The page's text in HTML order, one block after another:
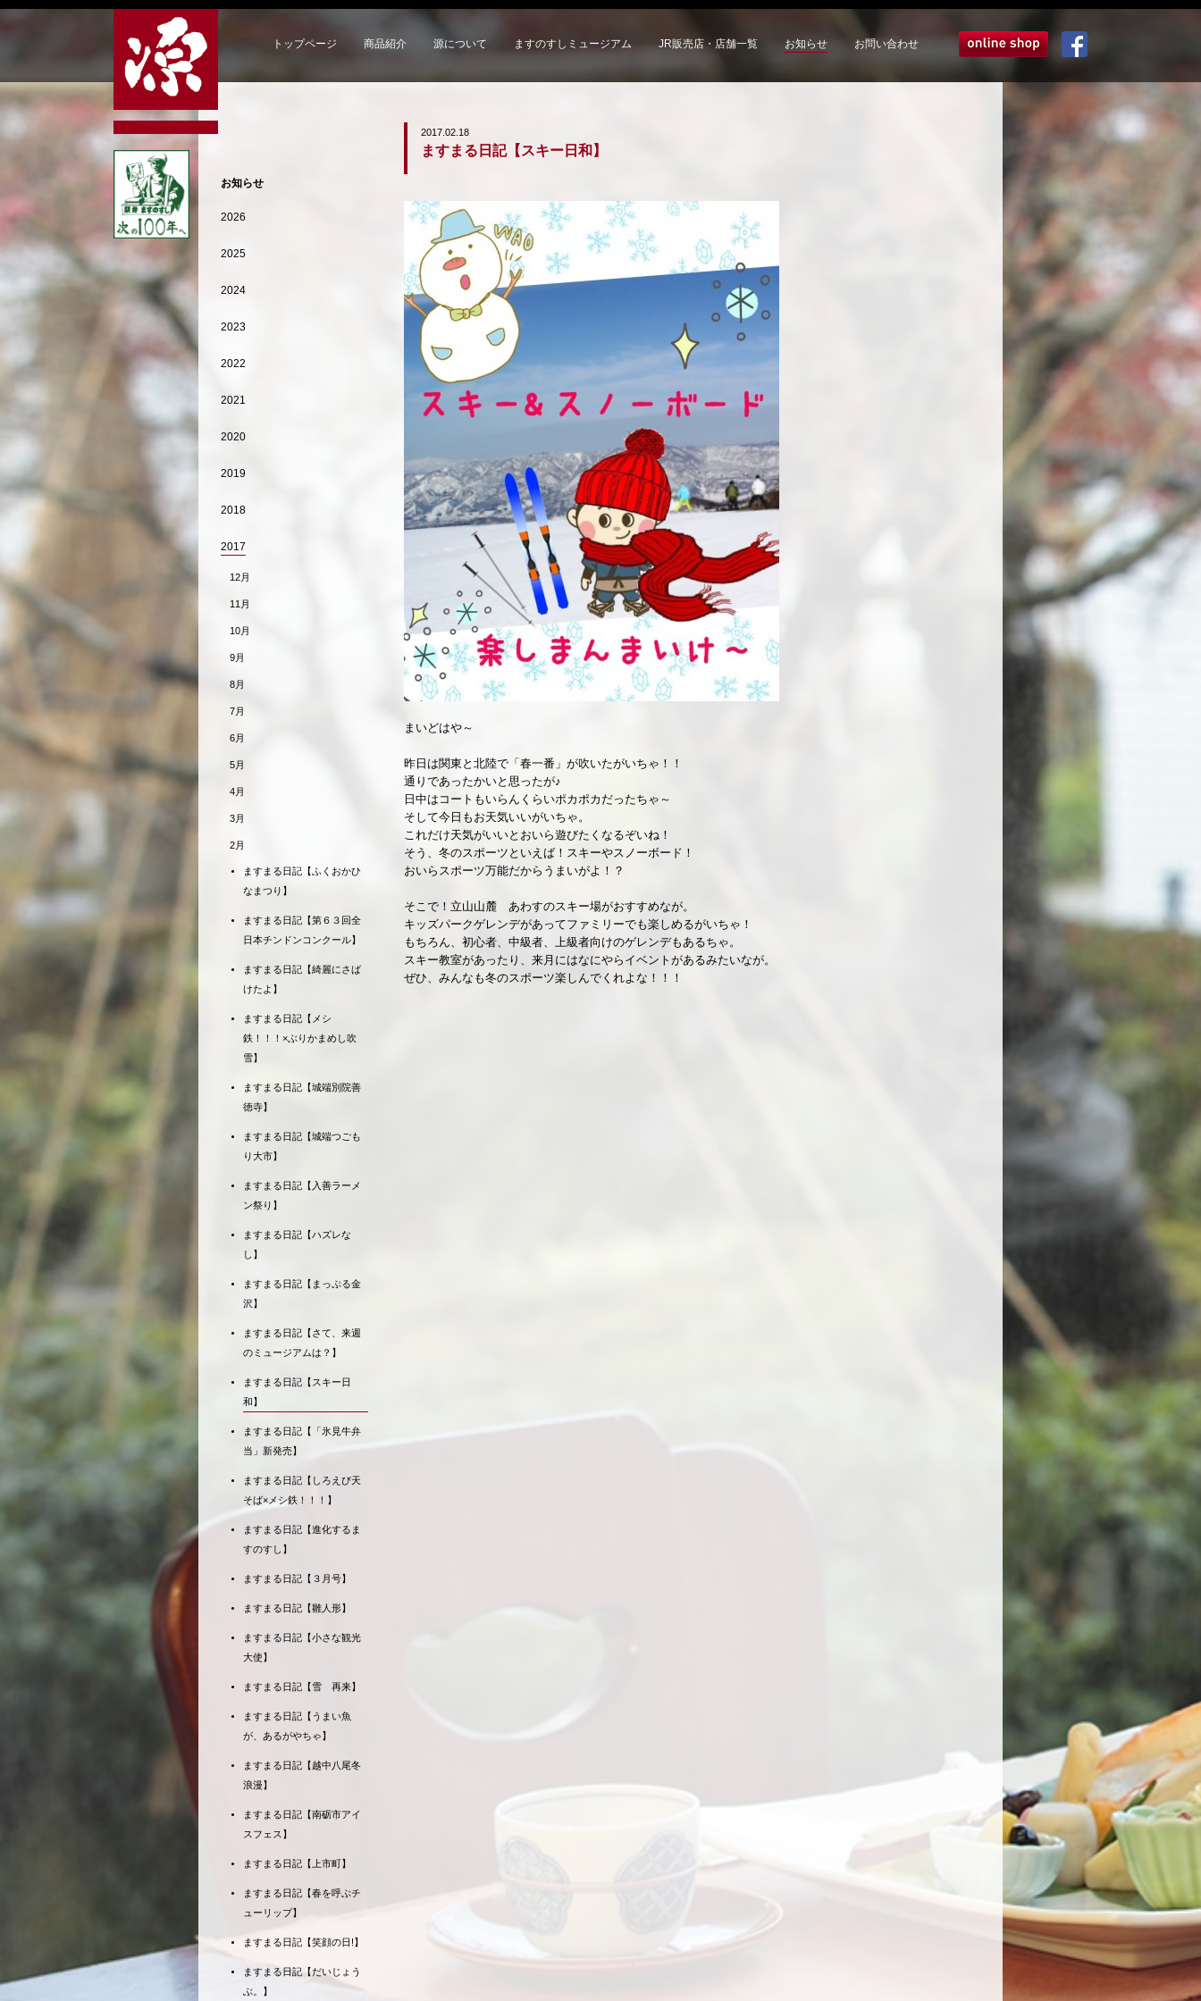
トップページ 商品紹介 源について ますのすしミュージアム JR販売店・店舗一覧 お知らせ お問い合わせ オンラインショップ
2017.02.18
ますまる日記【スキー日和】
まいどはや～
昨日は関東と北陸で「春一番」が吹いたがいちゃ！！
通りであったかいと思ったが♪
日中はコートもいらんくらいポカポカだったちゃ～
そして今日もお天気いいがいちゃ。
これだけ天気がいいとおいら遊びたくなるぞいね！
そう、冬のスポーツといえば！スキーやスノーボード！
おいらスポーツ万能だからうまいがよ！？
そこで！立山山麓 あわすのスキー場がおすすめなが。
キッズパークゲレンデがあってファミリーでも楽しめるがいちゃ！
もちろん、初心者、中級者、上級者向けのゲレンデもあるちゃ。
スキー教室があったり、来月にはなにやらイベントがあるみたいなが。
ぜひ、みんなも冬のスポーツ楽しんでくれよな！！！
お知らせ
2026
2025
2024
2023
2022
2021
2020
2019
2018
2017
12月
11月
10月
9月
8月
7月
6月
5月
4月
3月
2月
ますまる日記【ふくおかひ
なまつり】
ますまる日記【第６３回全
日本チンドンコンクール】
ますまる日記【綺麗にさば
けたよ】
ますまる日記【メシ
鉄！！！×ぶりかまめし吹
雪】
ますまる日記【城端別院善
徳寺】
ますまる日記【城端つごも
り大市】
ますまる日記【入善ラーメ
ン祭り】
ますまる日記【ハズレな
し】
ますまる日記【まっぷる金
沢】
ますまる日記【さて、来週
のミュージアムは？】
ますまる日記【スキー日
和】
ますまる日記【「氷見牛弁
当」新発売】
ますまる日記【しろえび天
そば×メシ鉄！！！】
ますまる日記【進化するま
すのすし】
ますまる日記【３月号】
ますまる日記【雛人形】
ますまる日記【小さな観光
大使】
ますまる日記【雪 再来】
ますまる日記【うまい魚
が、あるがやちゃ】
ますまる日記【越中八尾冬
浪漫】
ますまる日記【南砺市アイ
スフェス】
ますまる日記【上市町】
ますまる日記【春を呼ぶチ
ューリップ】
ますまる日記【笑顔の日!】
ますまる日記【だいじょう
ぶ。】